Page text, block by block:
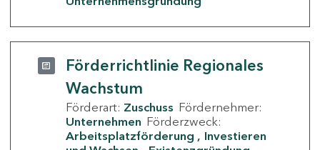
Förderrichtlinie Regionales
Wachstum
Förderart: Zuschuss Fördernehmer:
Unternehmen Förderzweck:
Arbeitsplatzförderung
Investieren